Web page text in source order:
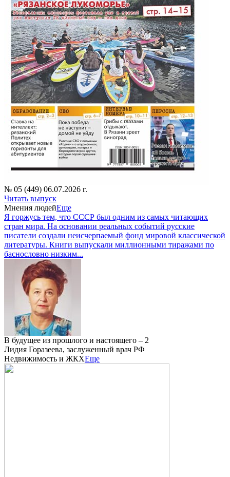
№ 05 (449) 06.07.2026 г.
Читать выпуск
Мнения людейЕще
Я горжусь тем, что СССР был одним из самых читающих
стран мира. На основании реальных событий русские
писатели создали неисчерпаемый фонд мировой классической
литературы. Книги выпускали миллионными тиражами по
баснословно низким...
В будущее из прошлого и настоящего – 2
Лидия Горазеева, заслуженный врач РФ
Недвижимость и ЖКХЕще